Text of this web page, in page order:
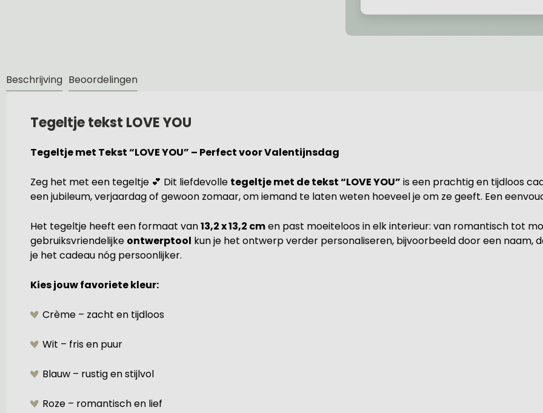
Beschrijving Beoordelingen
Tegeltje tekst LOVE YOU
Tegeltje met Tekst “LOVE YOU” – Perfect voor Valentijnsdag
Zeg het met een tegeltje 💕 Dit liefdevolle tegeltje met de tekst “LOVE YOU” is een prachtig en tijdloos
een jubileum, verjaardag of gewoon zomaar, om iemand te laten weten hoeveel je om ze geeft. Een
Het tegeltje heeft een formaat van13,2 x 13,2 cmen past moeiteloos in elk interieur: van romantisch tot
gebruiksvriendelijke ontwerptool kun je het ontwerp verder personaliseren, bijvoorbeeld door een naam,
je het cadeau nóg persoonlijker.
Kies jouw favoriete kleur:
Crème – zacht en tijdloos
Wit – fris en puur
Blauw – rustig en stijlvol
Roze – romantisch en lief